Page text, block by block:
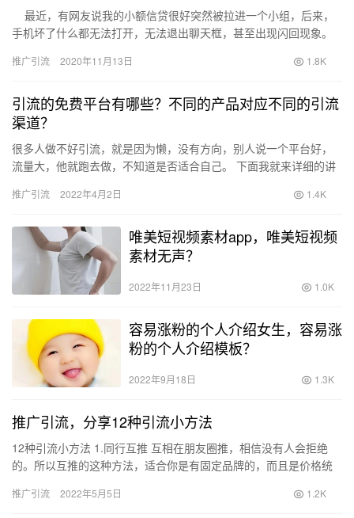
最近，有网友说我的小额信贷很好突然被拉进一个小组，后来，
手机坏了什么都无法打开，无法退出聊天框，甚至出现闪回现象。
推广引流 2020年11月13日 1.8K
引流的免费平台有哪些？不同的产品对应不同的引流
渠道？
很多人做不好引流，就是因为懒，没有方向，别人说一个平台好，
流量大，他就跑去做，不知道是否适合自己。 下面我就来详细的讲
你…
推广引流 2022年4月2日 1.4K
唯美短视频素材app，唯美短视频
素材无声？
2022年11月23日 1.0K
容易涨粉的个人介绍女生，容易涨
粉的个人介绍模板？
2022年9月18日 1.3K
推广引流，分享12种引流小方法
12种引流小方法 1.同行互推 互相在朋友圈推，相信没有人会拒绝
的。所以互推的这种方法，适合你是有固定品牌的，而且是价格统
推广引流 2022年5月5日 1.2K